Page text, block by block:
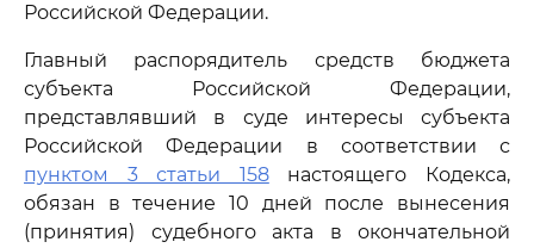
Российской Федерации.
Главный распорядитель средств бюджета
субъекта Российской Федерации,
представлявший в суде интересы субъекта
Российской Федерации в соответствии с
пунктом 3 статьи 158настоящего Кодекса,
обязан в течение 10 дней после вынесения
(принятия) судебного акта в окончательной